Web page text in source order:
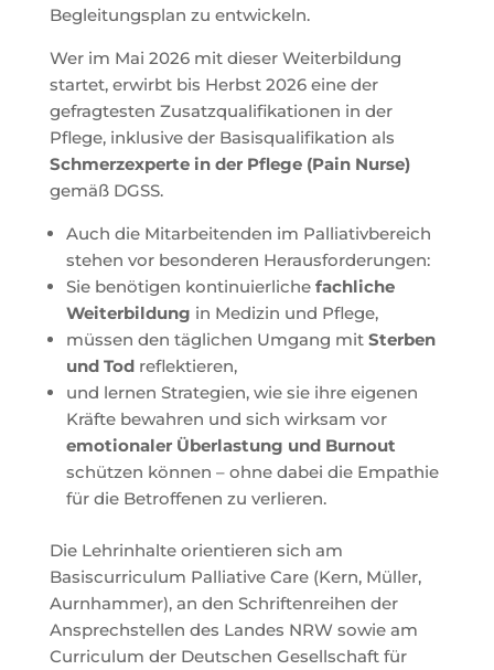
Begleitungsplan zu entwickeln.
Wer im Mai 2026 mit dieser Weiterbildung
startet, erwirbt bis Herbst 2026 eine der
gefragtesten Zusatzqualifikationen in der
Pflege, inklusive der Basisqualifikation als
Schmerzexperte in der Pflege (Pain Nurse)
gemäß DGSS.
Auch die Mitarbeitenden im Palliativbereich
stehen vor besonderen Herausforderungen:
Sie benötigen kontinuierliche fachliche
Weiterbildung in Medizin und Pflege,
müssen den täglichen Umgang mit Sterben
und Todreflektieren,
und lernen Strategien, wie sie ihre eigenen
Kräfte bewahren und sich wirksam vor
emotionaler Überlastung und Burnout
schützen können – ohne dabei die Empathie
für die Betroffenen zu verlieren.
Die Lehrinhalte orientieren sich am
Basiscurriculum Palliative Care (Kern, Müller,
Aurnhammer), an den Schriftenreihen der
Ansprechstellen des Landes NRW sowie am
Curriculum der Deutschen Gesellschaft für